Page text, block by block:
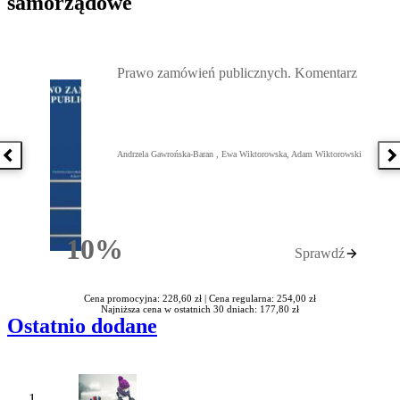
Poprzednia książka
10%Rabatu
Prawo zamówień publicznych. Komentarz
Andrzela Gawrońska-Baran , Ewa Wiktorowska, Adam Wiktorowski
Sprawdź
Cena promocyjna: 228,60 zł | Cena regularna: 254,00 zł
Najniższa cena w ostatnich 30 dniach: 177,80 zł
Ostatnio dodane